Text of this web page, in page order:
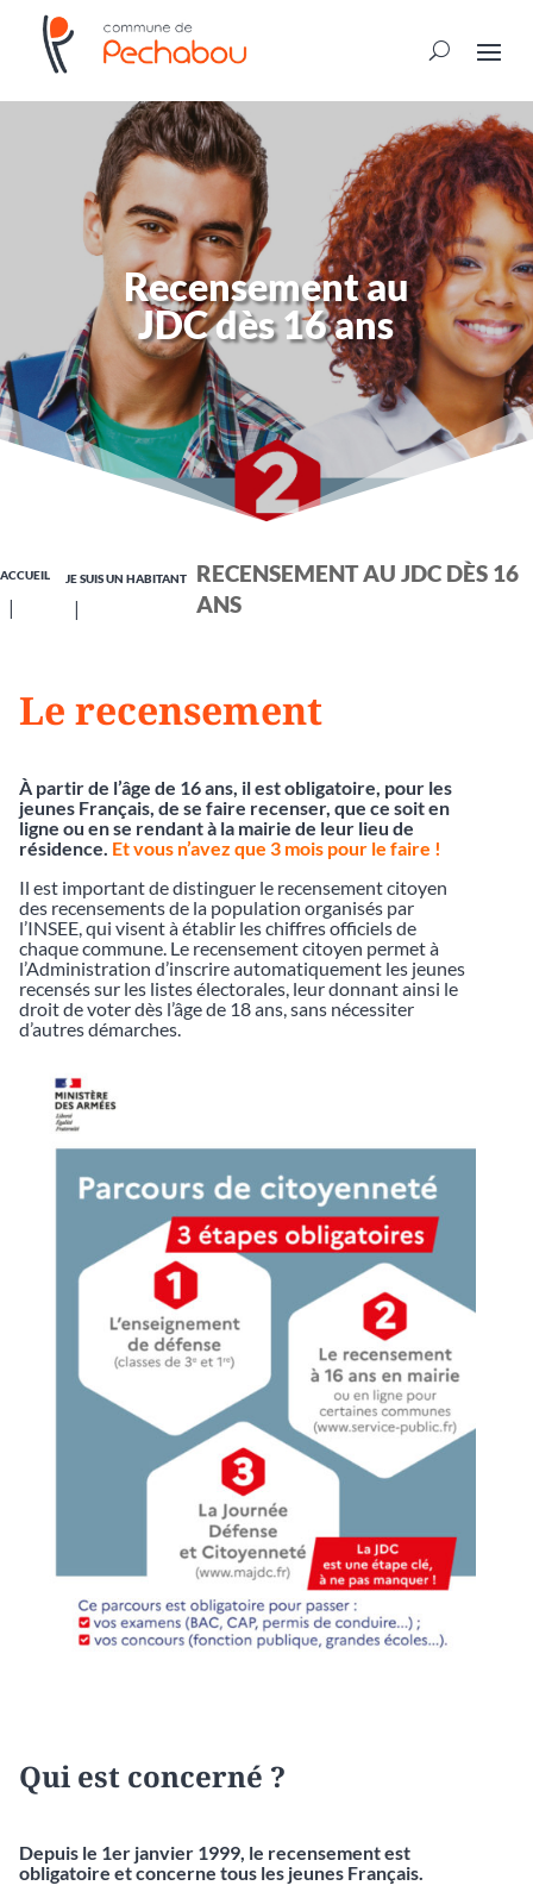
Recensement au
JDC dès 16 ans
ACCUEIL JE SUIS UN HABITANT
RECENSEMENT AU JDC DÈS 16
ANS
Le recensement
À partir de l’âge de 16 ans, il est obligatoire, pour les
jeunes Français, de se faire recenser, que ce soit en
ligne ou en se rendant à la mairie de leur lieu de
résidence. Et vous n’avez que 3 mois pour le faire !
Il est important de distinguer le recensement citoyen
des recensements de la population organisés par
l’INSEE, qui visent à établir les chiffres officiels de
chaque commune. Le recensement citoyen permet à
l’Administration d’inscrire automatiquement les jeunes
recensés sur les listes électorales, leur donnant ainsi le
droit de voter dès l’âge de 18 ans, sans nécessiter
d’autres démarches.
Qui est concerné ?
Depuis le 1er janvier 1999, le recensement est
obligatoire et concerne tous les jeunes Français.